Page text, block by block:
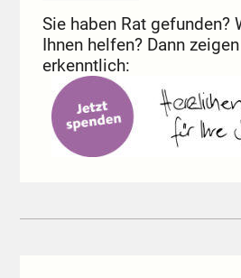
Sie haben Rat gefunden?
Ihnen helfen? Dann
erkenntlich: